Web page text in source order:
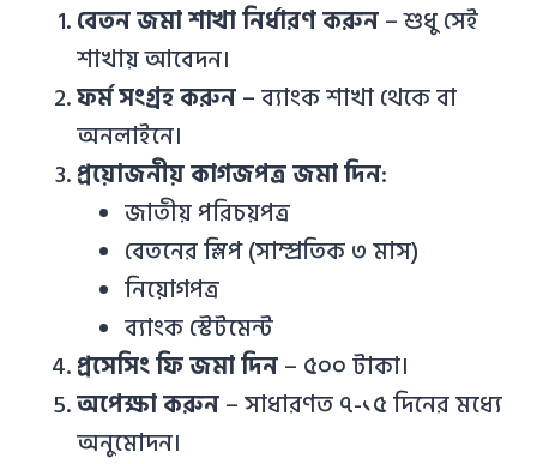
বেতন জমা শাখা নির্ধারণ করুন– শুধু সেই
শাখায় আবেদন।
ফর্ম সংগ্রহ করুন– ব্যাংক শাখা থেকে বা
অনলাইনে।
প্রয়োজনীয় কাগজপত্র জমা দিন:
জাতীয় পরিচয়পত্র
বেতনের স্লিপ (সাম্প্রতিক ৩ মাস)
নিয়োগপত্র
ব্যাংক স্টেটমেন্ট
প্রসেসিং ফি জমা দিন– ৫০০ টাকা।
অপেক্ষা করুন– সাধারণত ৭-১৫ দিনের মধ্যে
অনুমোদন।